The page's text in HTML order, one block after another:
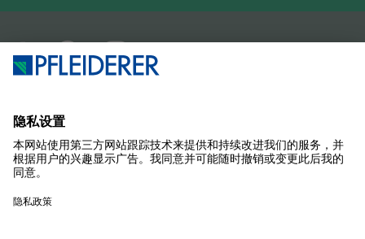
产品
解决方案
SUSTAINABILITY
杂志